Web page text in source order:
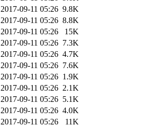
2017-09-11 05:26 9.8K
2017-09-11 05:26 8.8K
2017-09-11 05:26
15K
2017-09-11 05:26 7.3K
2017-09-11 05:26 4.7K
2017-09-11 05:26 7.6K
2017-09-11 05:26 1.9K
2017-09-11 05:26 2.1K
2017-09-11 05:26 5.1K
2017-09-11 05:26 4.0K
2017-09-11 05:26
11K